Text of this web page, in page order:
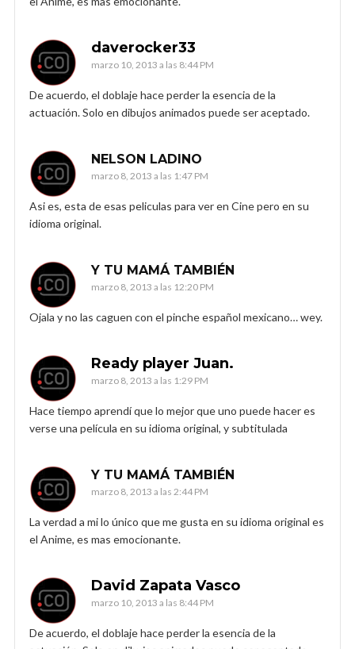
daverocker33
marzo 10, 2013 a las 8:44 PM
De acuerdo, el doblaje hace perder la esencia de la
actuación. Solo en dibujos animados puede ser aceptado.
NELSON LADINO
marzo 8, 2013 a las 1:47 PM
Asi es, esta de esas peliculas para ver en Cine pero en su
idioma original.
Y TU MAMÁ TAMBIÉN
marzo 8, 2013 a las 12:20 PM
Ojala y no las caguen con el pinche español mexicano… wey.
Ready player Juan.
marzo 8, 2013 a las 1:29 PM
Hace tiempo aprendí que lo mejor que uno puede hacer es
verse una película en su idioma original, y subtitulada
Y TU MAMÁ TAMBIÉN
marzo 8, 2013 a las 2:44 PM
La verdad a mi lo único que me gusta en su idioma original es
el Anime, es mas emocionante.
David Zapata Vasco
marzo 10, 2013 a las 8:44 PM
De acuerdo, el doblaje hace perder la esencia de la